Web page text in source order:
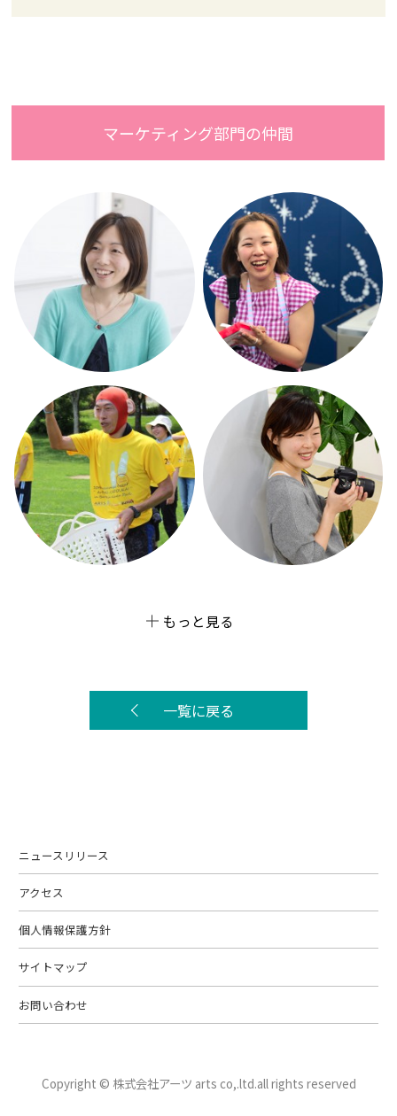
マーケティング部門の仲間
もっと見る
一覧に戻る
ニュースリリース
アクセス
個人情報保護方針
サイトマップ
お問い合わせ
Copyright © 株式会社アーツ arts co,.ltd.all rights reserved